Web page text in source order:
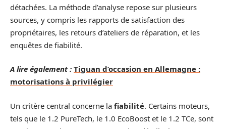
détachées. La méthode d’analyse repose sur plusieurs
sources, y compris les rapports de satisfaction des
propriétaires, les retours d’ateliers de réparation, et les
enquêtes de fiabilité.
A lire également : Tiguan d’occasion en Allemagne :
motorisations à privilégier
Un critère central concerne la fiabilité. Certains moteurs,
tels que le 1.2 PureTech, le 1.0 EcoBoost et le 1.2 TCe, sont